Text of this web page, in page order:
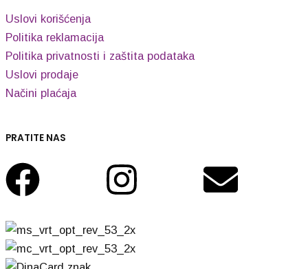
Uslovi korišćenja
Politika reklamacija
Politika privatnosti i zaštita podataka
Uslovi prodaje
Načini plaćaja
PRATITE NAS
FacebookInstagram